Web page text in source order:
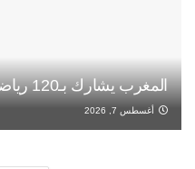
المغرب يشارك بـ120 رياضيا في دورة تارانتو 2026
أغسطس 7, 2026